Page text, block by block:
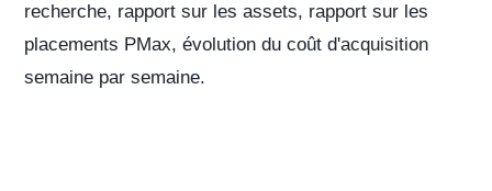
recherche, rapport sur les assets, rapport sur les
placements PMax, évolution du coût d'acquisition
semaine par semaine.